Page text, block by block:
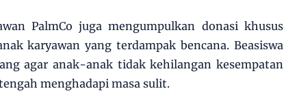
PalmCo juga mengumpulkan donasi khusus
karyawan yang terdampak bencana. Beasiswa
agar anak-anak tidak kehilangan kesempatan
menghadapi masa sulit.